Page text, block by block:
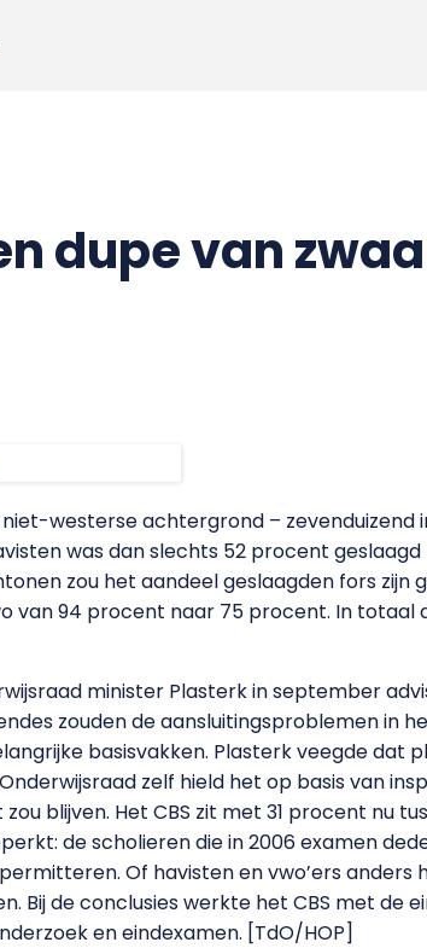
dupe van
westerse achtergrond – zevenduizend
was dan slechts 52 procent
zou het aandeel geslaagden fors zijn
van 94 procent naar 75 procent. In totaal
minister Plasterk in september
zouden de aansluitingsproblemen in
basisvakken. Plasterk veegde dat
zelf hield het op basis van
blijven. Het CBS zit met 31 procent nu
de scholieren die in 2006 examen
Of havisten en vwo’ers anders
Bij de conclusies werkte het CBS met de
en eindexamen. [TdO/HOP]